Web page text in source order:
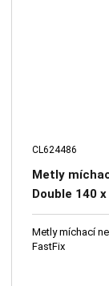
CL624486
Metly
Double 140
Metly míchací
FastFix